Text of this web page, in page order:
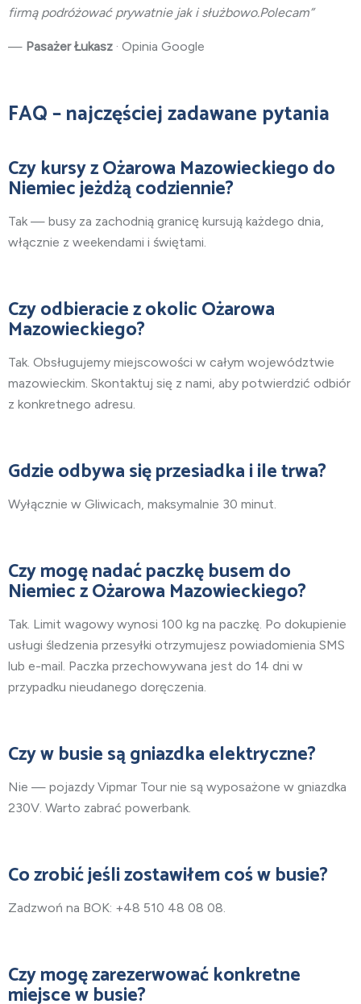
firmą podróżować prywatnie jak i służbowo.Polecam”
— Pasażer Łukasz · Opinia Google
FAQ – najczęściej zadawane pytania
Czy kursy z Ożarowa Mazowieckiego do
Niemiec jeżdżą codziennie?
Tak — busy za zachodnią granicę kursują każdego dnia,
włącznie z weekendami i świętami.
Czy odbieracie z okolic Ożarowa
Mazowieckiego?
Tak. Obsługujemy miejscowości w całym województwie
mazowieckim. Skontaktuj się z nami, aby potwierdzić odbiór
z konkretnego adresu.
Gdzie odbywa się przesiadka i ile trwa?
Wyłącznie w Gliwicach, maksymalnie 30 minut.
Czy mogę nadać paczkę busem do
Niemiec z Ożarowa Mazowieckiego?
Tak. Limit wagowy wynosi 100 kg na paczkę. Po dokupienie
usługi śledzenia przesyłki otrzymujesz powiadomienia SMS
lub e-mail. Paczka przechowywana jest do 14 dni w
przypadku nieudanego doręczenia.
Czy w busie są gniazdka elektryczne?
Nie — pojazdy Vipmar Tour nie są wyposażone w gniazdka
230V. Warto zabrać powerbank.
Co zrobić jeśli zostawiłem coś w busie?
Zadzwoń na BOK: +48 510 48 08 08.
Czy mogę zarezerwować konkretne
miejsce w busie?